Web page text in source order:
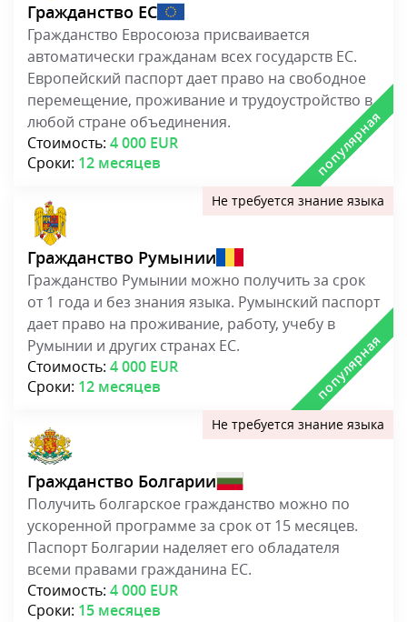
Гражданство ЕС
Гражданство Евросоюза присваивается
автоматически гражданам всех государств ЕС.
Европейский паспорт дает право на свободное
перемещение, проживание и трудоустройство в
любой стране объединения.
Стоимость: 4 000 EUR
Сроки: 12 месяцев
Гражданство Румынии
Гражданство Румынии можно получить за срок
от 1 года и без знания языка. Румынский паспорт
дает право на проживание, работу, учебу в
Румынии и других странах ЕС.
Стоимость: 4 000 EUR
Сроки: 12 месяцев
Гражданство Болгарии
Получить болгарское гражданство можно по
ускоренной программе за срок от 15 месяцев.
Паспорт Болгарии наделяет его обладателя
всеми правами гражданина ЕС.
Стоимость: 4 000 EUR
Сроки: 15 месяцев